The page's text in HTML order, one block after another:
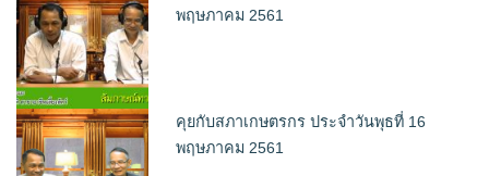
พฤษภาคม 2561
คุยกับสภาเกษตรกร ประจำวันพุธที่ 16
พฤษภาคม 2561